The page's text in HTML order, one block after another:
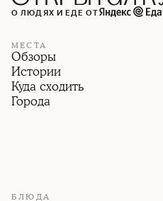
О ЛЮДЯХ И ЕДЕ ОТ
МЕСТА
Обзоры
Истории
Куда сходить
Города
БЛЮДА